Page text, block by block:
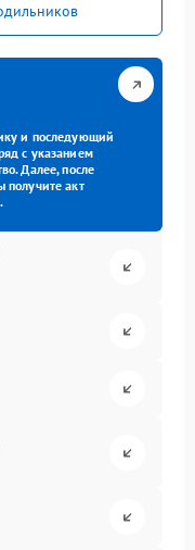
и последующий
с указанием
Далее, после
получите акт